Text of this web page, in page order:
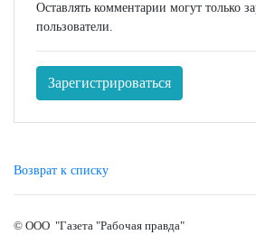
Оставлять комментарии могут только
пользователи.
Зарегистрироваться
Возврат к списку
© ООО "Газета "Рабочая правда"